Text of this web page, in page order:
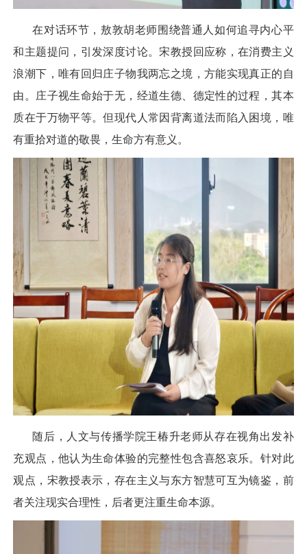
在对话环节，敖敦胡老师围绕普通人如何追寻内心平
和主题提问，引发深度讨论。宋教授回应称，在消费主义
浪潮下，唯有回归庄子物我两忘之境，方能实现真正的自
由。庄子视生命始于无，经道生德、德定性的过程，其本
质在于万物平等。但现代人常因背离道法而陷入困境，唯
有重拾对道的敬畏，生命方有意义。
随后，人文与传播学院王椿升老师从存在视角出发补
充观点，他认为生命体验的完整性包含喜怒哀乐。针对此
观点，宋教授表示，存在主义与东方智慧可互为镜鉴，前
者关注现实合理性，后者更注重生命本源。